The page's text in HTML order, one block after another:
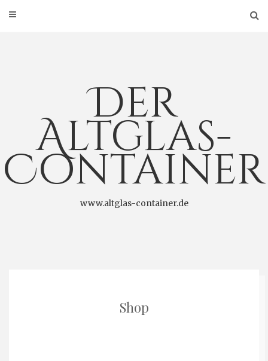
Der
Altglas-
Container
www.altglas-container.de
Shop